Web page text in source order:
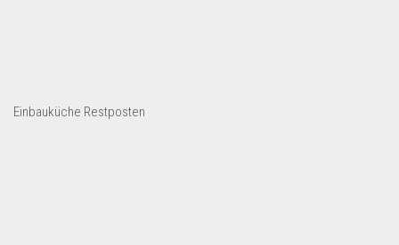
Einbauküche Restposten